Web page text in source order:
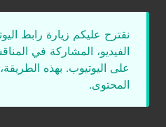
نقترح عليكم زيارة رابط
الفيديو، المشاركة في
على اليوتيوب. بهذه
المحتوى.